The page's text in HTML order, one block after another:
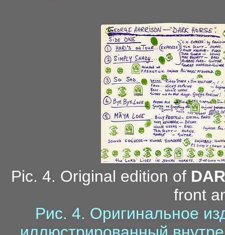
Pic. 4. Original edition of
front
Рис. 4. Оригинальное